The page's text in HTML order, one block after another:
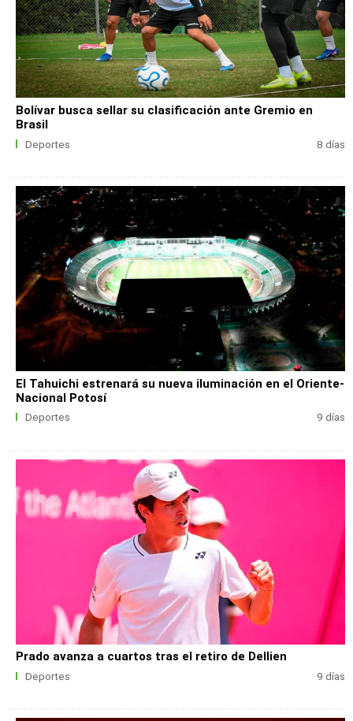
Bolívar busca sellar su clasificación ante Gremio en
Brasil
Deportes 8 días
El Tahuichi estrenará su nueva iluminación en el Oriente-
Nacional Potosí
Deportes 9 días
Prado avanza a cuartos tras el retiro de Dellien
Deportes 9 días